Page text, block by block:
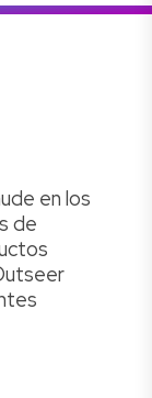
en los
de